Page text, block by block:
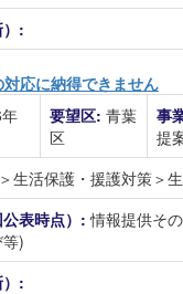
:
応に納得できません
要望区: 青葉
区
事
提
生活保護・援護対策＞
公表時点）:情報提供そ
)
: